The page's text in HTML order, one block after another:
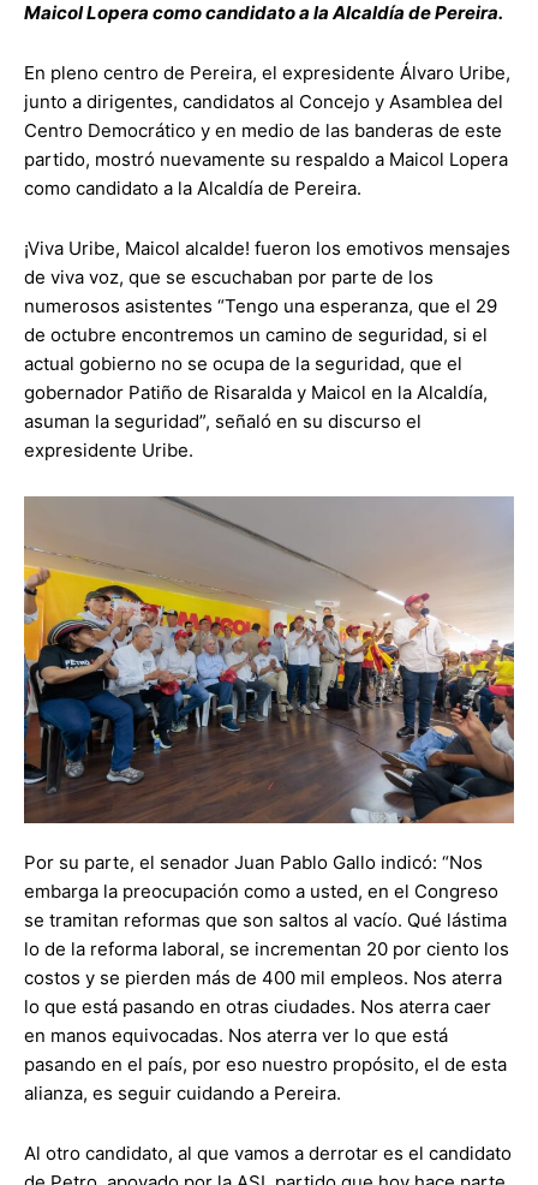
Maicol Lopera como candidato a la Alcaldía de Pereira.
En pleno centro de Pereira, el expresidente Álvaro Uribe,
junto a dirigentes, candidatos al Concejo y Asamblea del
Centro Democrático y en medio de las banderas de este
partido, mostró nuevamente su respaldo a Maicol Lopera
como candidato a la Alcaldía de Pereira.
¡Viva Uribe, Maicol alcalde! fueron los emotivos mensajes
de viva voz, que se escuchaban por parte de los
numerosos asistentes “Tengo una esperanza, que el 29
de octubre encontremos un camino de seguridad, si el
actual gobierno no se ocupa de la seguridad, que el
gobernador Patiño de Risaralda y Maicol en la Alcaldía,
asuman la seguridad”, señaló en su discurso el
expresidente Uribe.
Por su parte, el senador Juan Pablo Gallo indicó: “Nos
embarga la preocupación como a usted, en el Congreso
se tramitan reformas que son saltos al vacío. Qué lástima
lo de la reforma laboral, se incrementan 20 por ciento los
costos y se pierden más de 400 mil empleos. Nos aterra
lo que está pasando en otras ciudades. Nos aterra caer
en manos equivocadas. Nos aterra ver lo que está
pasando en el país, por eso nuestro propósito, el de esta
alianza, es seguir cuidando a Pereira.
Al otro candidato, al que vamos a derrotar es el candidato